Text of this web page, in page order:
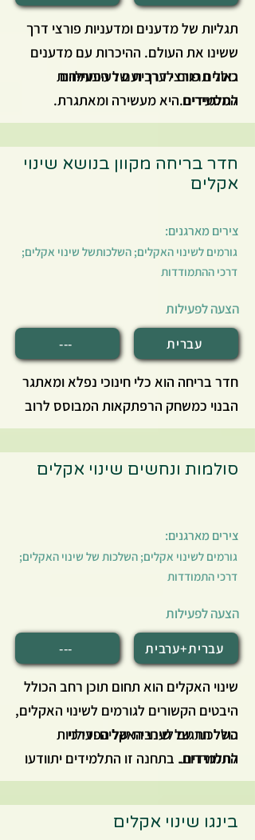
תגליות של מדענים ומדעניות פורצי דרך
ששינו את העולם. ההיכרות עם מדענים
גאונים פורצי דרך ועם רעיונותיהם
המסעירים היא מעשירה ומאתגרת.
בפעילות זו יערכו התלמידים הדמיה שבה
יגלו מה מדעני העבר חושבים על ההווה
והעתיד בנושא שינוי האקלים ואלו
פתרונות הם מציעים.
כולל תרגום לערבית של הפעילויות
לתלמידים.
חדר בריחה מקוון בנושא שינוי
אקלים
צירים מארגנים:
גורמים לשינוי האקלים; השלכותשל שינוי אקלים;
דרכי ההתמודדות
הצעה לפעילות
---
עברית
חדר בריחה הוא כלי חינוכי נפלא ומאתגר
הבנוי כמשחק הרפתקאות המבוסס לרוב
על אתגר מוביל וחידות המובילות לפתרונו.
בתחנה זו התלמידים יכירו שלושה חדרי
בריחה שהוצגו בשבוע החקר הארצי
סולמות ונחשים שינוי אקלים
צירים מארגנים:
גורמים לשינוי אקלים; השלכות של שינוי האקלים;
דרכי התמודדות
הצעה לפעילות
---
עברית+ערבית
שינוי האקלים הוא תחום תוכן רחב הכולל
היבטים הקשורים לגורמים לשינוי האקלים,
השלכות של שינוי האקלים ודרכי
התמודדות. בתחנה זו התלמידים יתוודעו
למידע ונתונים הקשורים לשינוי האקלים
דרך פעילות משחקית. בפעילות זו
התלמידים יחשפו להיבטים שונים של שינוי
כולל תרגום לערבית של הפעילויות
לתלמידים.
בינגו שינוי אקלים